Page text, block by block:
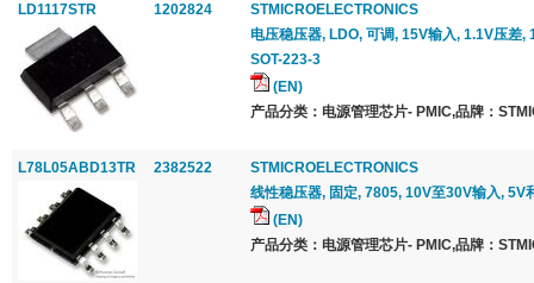
LD1117STR 1202824
STMICROELECTRONICS
电压稳压器, LDO, 可调, 15V输入, 1.1V压差,
SOT-223-3
(EN)
产品分类：电源管理芯片- PMIC,品牌：
L78L05ABD13TR 2382522
STMICROELECTRONICS
线性稳压器, 固定, 7805, 10V至30V输入, 5V
(EN)
产品分类：电源管理芯片- PMIC,品牌：